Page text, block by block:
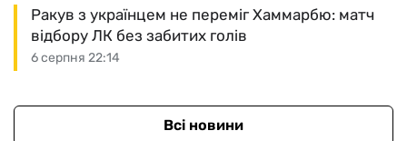
6 серпня 22:14
Ракув з українцем не переміг Хаммарбю: матч
відбору ЛК без забитих голів
Всі новини